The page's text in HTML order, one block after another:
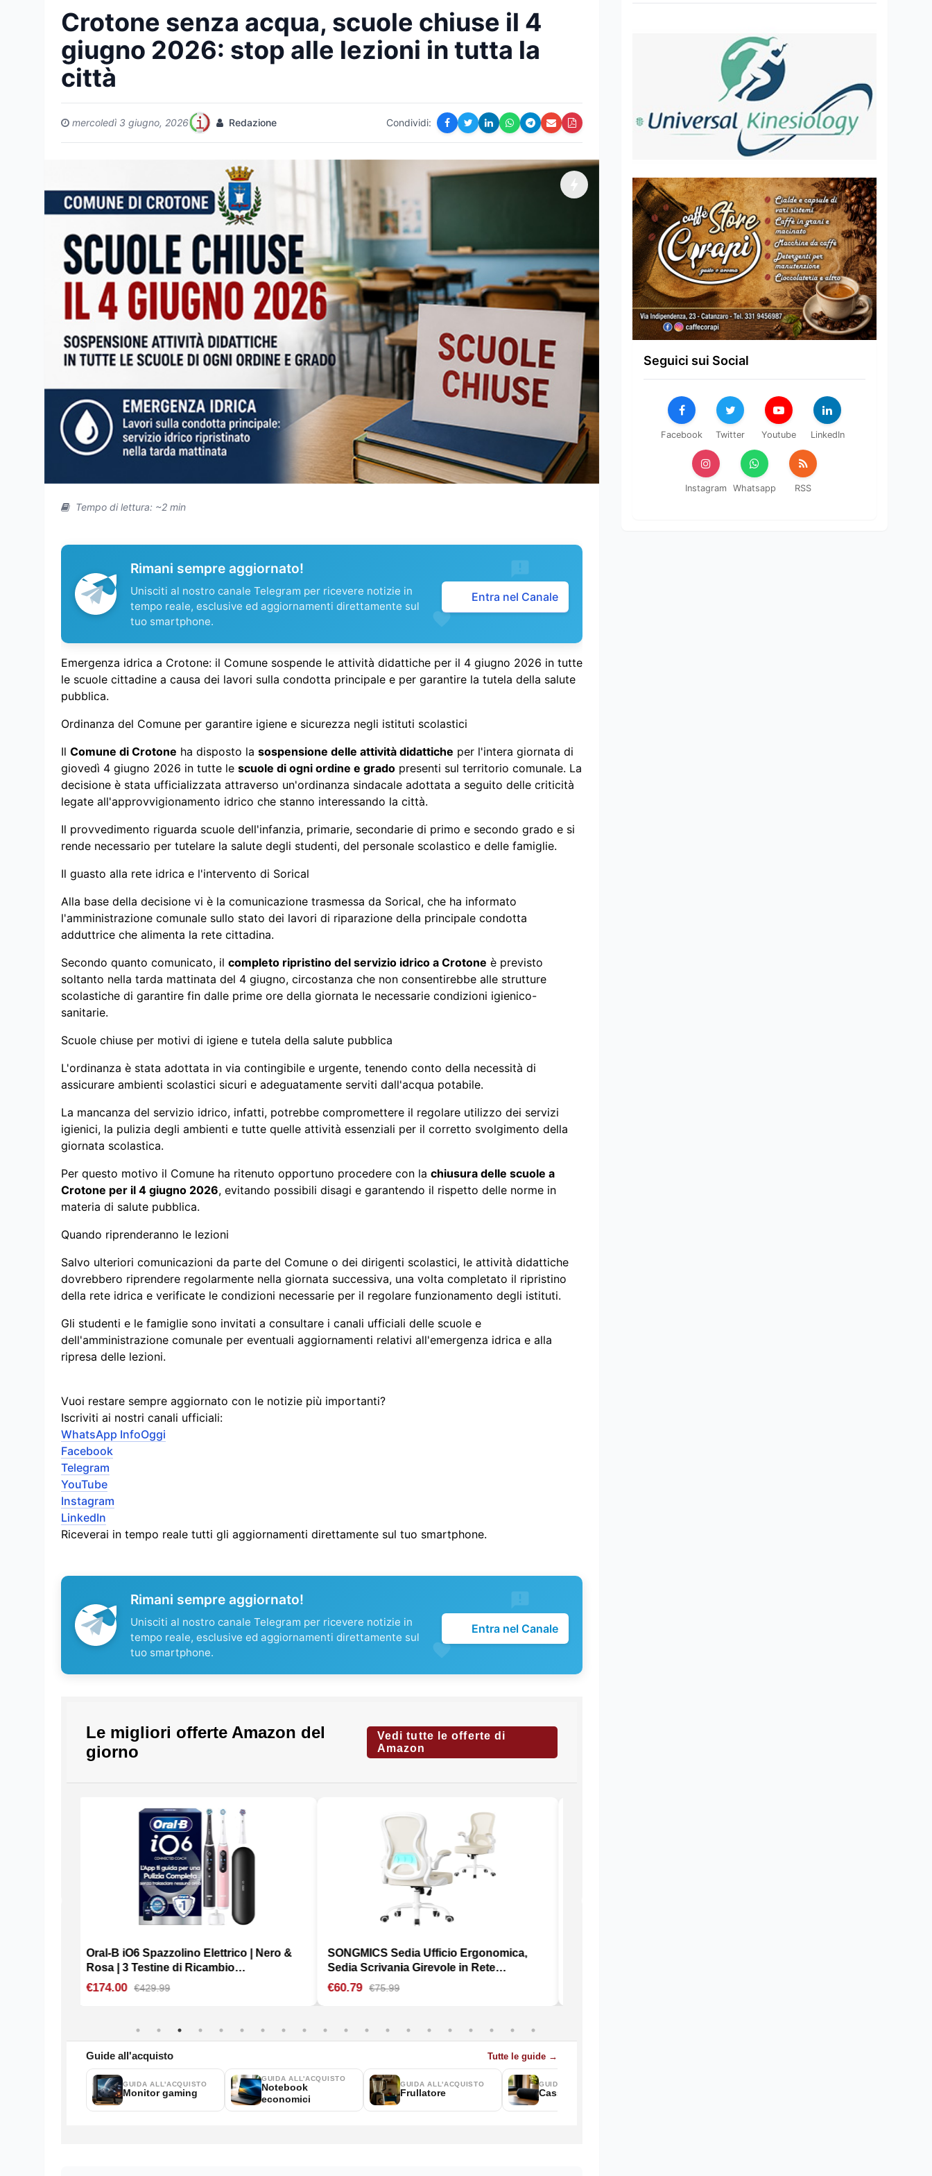
Crotone senza acqua, scuole chiuse il 4
giugno 2026: stop alle lezioni in tutta la
città
mercoledì 3 giugno, 2026 Redazione Condividi:
Tempo di lettura: ~2 min
Rimani sempre aggiornato!
Unisciti al nostro canale Telegram per ricevere notizie in
tempo reale, esclusive ed aggiornamenti direttamente sul
tuo smartphone.
Entra nel Canale
Emergenza idrica a Crotone: il Comune sospende le attività didattiche per il 4 giugno 2026 in tutte
le scuole cittadine a causa dei lavori sulla condotta principale e per garantire la tutela della salute
pubblica.
Ordinanza del Comune per garantire igiene e sicurezza negli istituti scolastici
Il Comune di Crotone ha disposto la sospensione delle attività didattiche per l'intera giornata di
giovedì 4 giugno 2026 in tutte le scuole di ogni ordine e grado presenti sul territorio comunale. La
decisione è stata ufficializzata attraverso un'ordinanza sindacale adottata a seguito delle criticità
legate all'approvvigionamento idrico che stanno interessando la città.
Il provvedimento riguarda scuole dell'infanzia, primarie, secondarie di primo e secondo grado e si
rende necessario per tutelare la salute degli studenti, del personale scolastico e delle famiglie.
Il guasto alla rete idrica e l'intervento di Sorical
Alla base della decisione vi è la comunicazione trasmessa da Sorical, che ha informato
l'amministrazione comunale sullo stato dei lavori di riparazione della principale condotta
adduttrice che alimenta la rete cittadina.
Secondo quanto comunicato, il completo ripristino del servizio idrico a Crotone è previsto
soltanto nella tarda mattinata del 4 giugno, circostanza che non consentirebbe alle strutture
scolastiche di garantire fin dalle prime ore della giornata le necessarie condizioni igienico-
sanitarie.
Scuole chiuse per motivi di igiene e tutela della salute pubblica
L'ordinanza è stata adottata in via contingibile e urgente, tenendo conto della necessità di
assicurare ambienti scolastici sicuri e adeguatamente serviti dall'acqua potabile.
La mancanza del servizio idrico, infatti, potrebbe compromettere il regolare utilizzo dei servizi
igienici, la pulizia degli ambienti e tutte quelle attività essenziali per il corretto svolgimento della
giornata scolastica.
Per questo motivo il Comune ha ritenuto opportuno procedere con la chiusura delle scuole a
Crotone per il 4 giugno 2026, evitando possibili disagi e garantendo il rispetto delle norme in
materia di salute pubblica.
Quando riprenderanno le lezioni
Salvo ulteriori comunicazioni da parte del Comune o dei dirigenti scolastici, le attività didattiche
dovrebbero riprendere regolarmente nella giornata successiva, una volta completato il ripristino
della rete idrica e verificate le condizioni necessarie per il regolare funzionamento degli istituti.
Gli studenti e le famiglie sono invitati a consultare i canali ufficiali delle scuole e
dell'amministrazione comunale per eventuali aggiornamenti relativi all'emergenza idrica e alla
ripresa delle lezioni.
Vuoi restare sempre aggiornato con le notizie più importanti?
Iscriviti ai nostri canali ufficiali:
WhatsApp InfoOggi
Facebook
Telegram
YouTube
Instagram
LinkedIn
Riceverai in tempo reale tutti gli aggiornamenti direttamente sul tuo smartphone.
Rimani sempre aggiornato!
Unisciti al nostro canale Telegram per ricevere notizie in
tempo reale, esclusive ed aggiornamenti direttamente sul
tuo smartphone.
Entra nel Canale
Seguici sui Social
Facebook Twitter Youtube LinkedIn
Instagram Whatsapp RSS